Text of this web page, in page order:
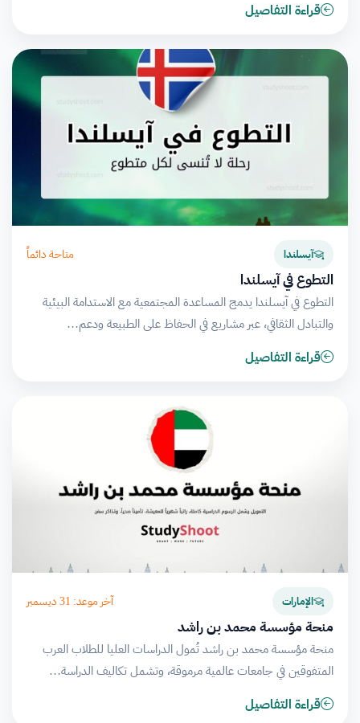
قراءة التفاصيل
آيسلندا متاحة دائماً
التطوع في آيسلندا
التطوع في آيسلندا يدمج المساعدة المجتمعية مع الاستدامة البيئية
والتبادل الثقافي، عبر مشاريع في الحفاظ على الطبيعة ودعم…
قراءة التفاصيل
الإمارات آخر موعد: 31 ديسمبر
منحة مؤسسة محمد بن راشد
منحة مؤسسة محمد بن راشد تُمول الدراسات العليا للطلاب العرب
المتفوقين في جامعات عالمية مرموقة، وتشمل تكاليف الدراسة…
قراءة التفاصيل